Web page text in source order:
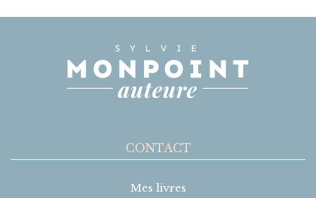
CONTACT
Mes livres